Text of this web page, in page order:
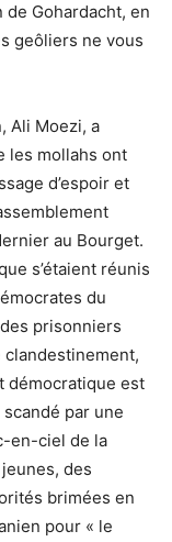
Gohardacht, en
geôliers ne vous
Ali Moezi, a
les mollahs ont
d’espoir et
au Bourget.
s’étaient réunis
du
prisonniers
clandestinement,
démocratique est
par une
en-ciel de la
des
brimées en
pour « le